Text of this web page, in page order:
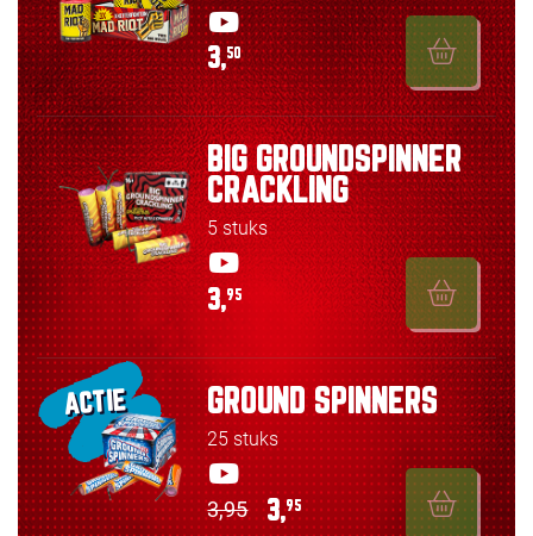
3,50
BIG GROUNDSPINNER
CRACKLING
5 stuks
3,95
ACTIE GROUND SPINNERS
25 stuks
3,95 3,95